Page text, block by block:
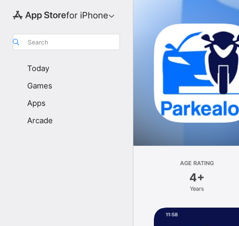
for iPhone
Search
Today
Games
Apps
Arcade
AGE RATING
4+
Years